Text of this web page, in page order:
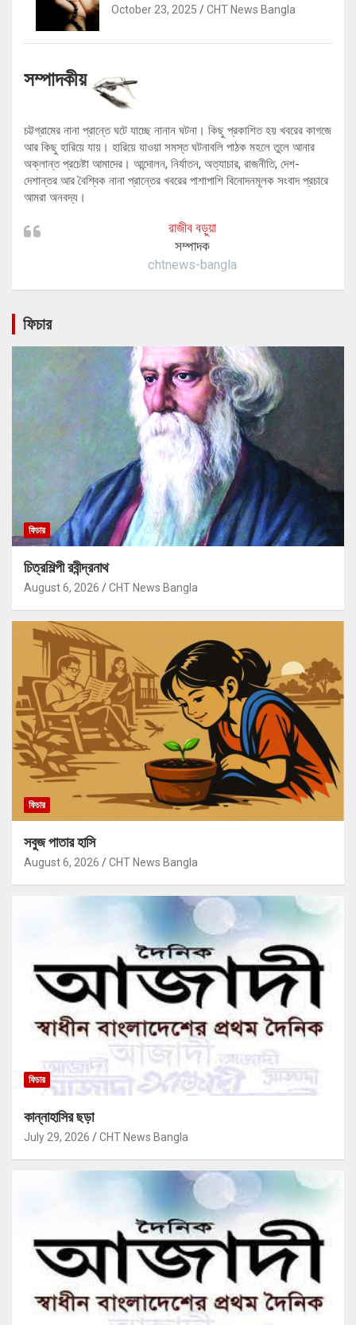
October 23, 2025 CHT News Bangla
সম্পাদকীয়
চট্টগ্রামের নানা প্রান্তে ঘটে যাচ্ছে নানান ঘটনা। কিছু প্রকাশিত হয় খবরের কাগজে
আর কিছু হারিয়ে যায়। হারিয়ে যাওয়া সমস্ত ঘটনাবলি পাঠক মহলে তুলে আনার
অক্লান্ত প্রচেষ্টা আমাদের। আন্দোলন, নির্যাতন, অত্যাচার, রাজনীতি, দেশ-
দেশান্তর আর বৈশ্বিক নানা প্রান্তের খবরের পাশাপাশি বিনোদনমূলক সংবাদ প্রচারে
আমরা অনবদ্য।
রাজীব বড়ুয়া
সম্পাদক
chtnews-bangla
ফিচার
ফিচার
চিত্রশিল্পী রবীন্দ্রনাথ
August 6, 2026 CHT News Bangla
ফিচার
সবুজ পাতার হাসি
August 6, 2026 CHT News Bangla
ফিচার
কান্নাহাসির ছড়া
July 29, 2026 CHT News Bangla